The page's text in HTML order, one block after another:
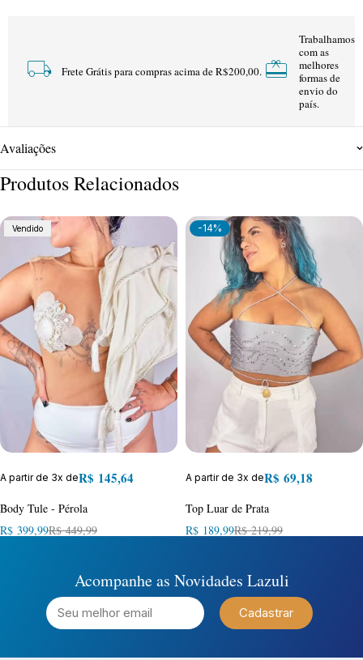
Frete Grátis para compras acima de R$200,00.
Trabalhamos
com as
melhores
formas de
envio do
país.
Avaliações
Produtos Relacionados
Vendido
A partir de 3x deR$ 145,64
Body Tule - Pérola
R$449,99
R$ 399,99
-14%
A partir de 3x deR$ 69,18
Top Luar de Prata
R$219,99
R$ 189,99
Acompanhe as Novidades Lazuli
Cadastrar